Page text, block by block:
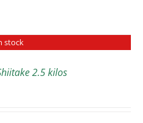
stock
2.5 kilos